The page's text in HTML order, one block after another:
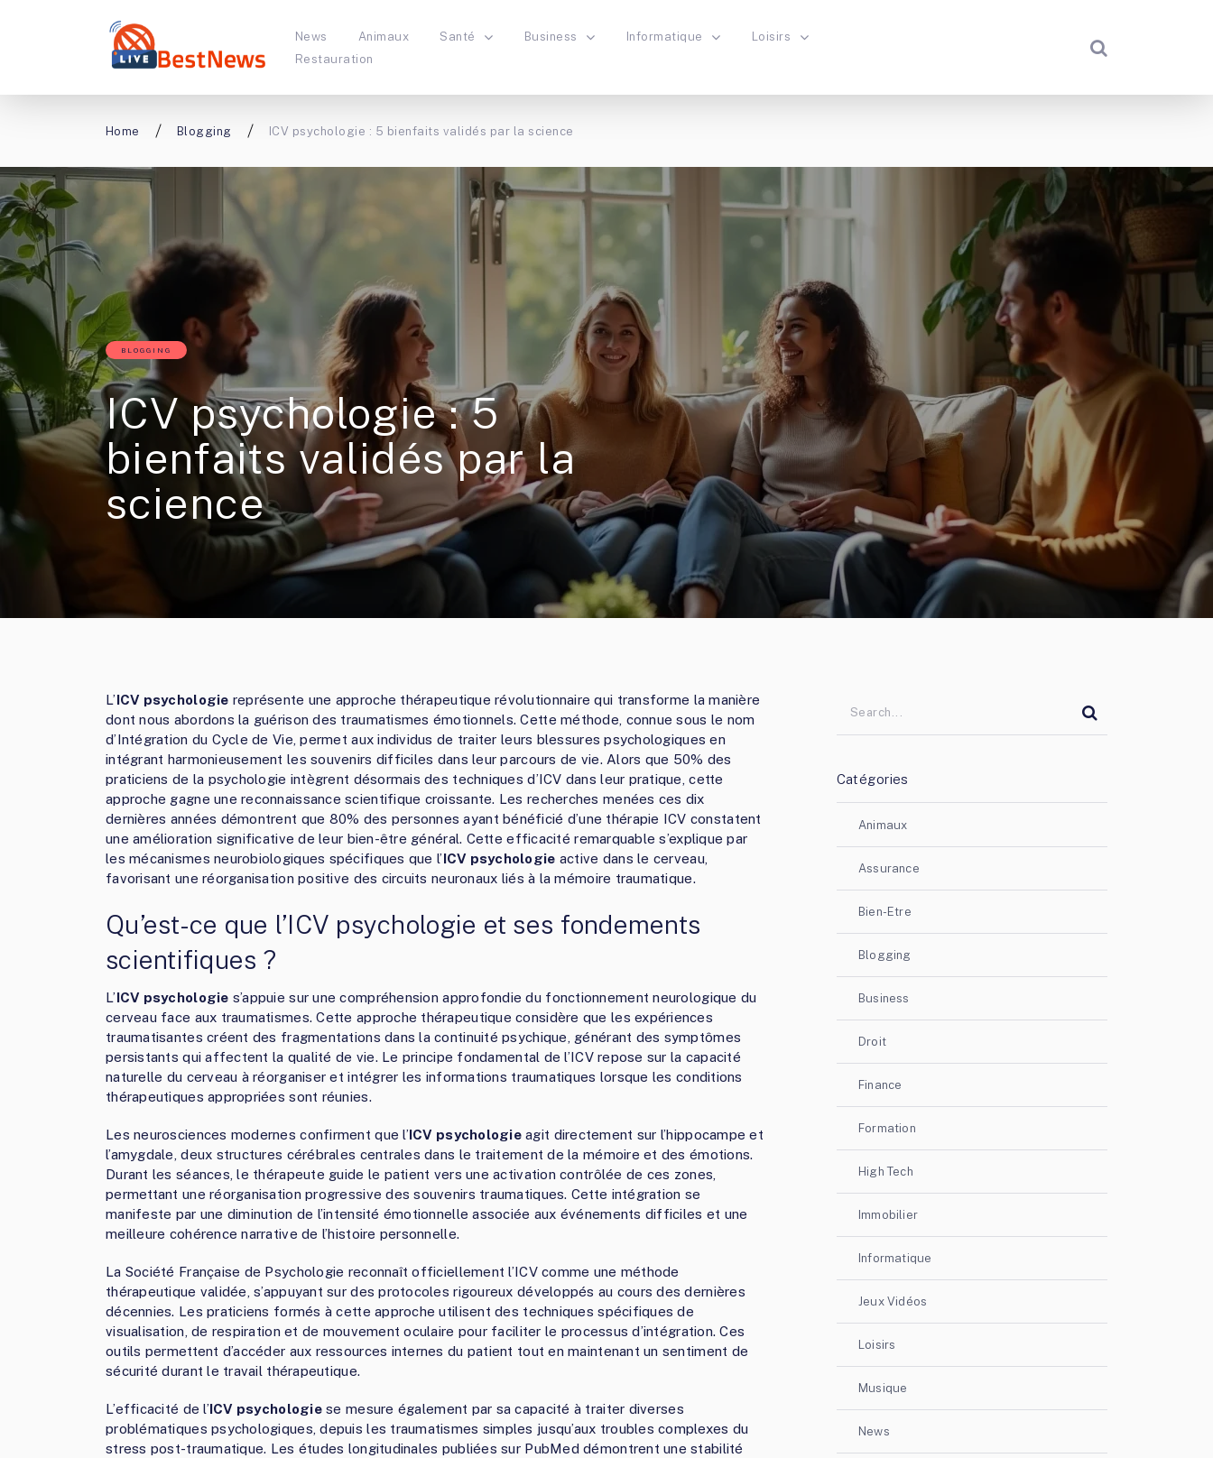
News Animaux Santé Business Informatique
Loisirs
Restauration
Home Blogging ICV psychologie : 5 bienfaits validés par la science
BLOGGING
ICV psychologie : 5
bienfaits validés par la
science
L’ICV psychologie représente une approche thérapeutique révolutionnaire qui transforme la manière
dont nous abordons la guérison des traumatismes émotionnels. Cette méthode, connue sous le nom
d’Intégration du Cycle de Vie, permet aux individus de traiter leurs blessures psychologiques en
intégrant harmonieusement les souvenirs difficiles dans leur parcours de vie. Alors que 50% des
praticiens de la psychologie intègrent désormais des techniques d’ICV dans leur pratique, cette
approche gagne une reconnaissance scientifique croissante. Les recherches menées ces dix
dernières années démontrent que 80% des personnes ayant bénéficié d’une thérapie ICV constatent
une amélioration significative de leur bien-être général. Cette efficacité remarquable s’explique par
les mécanismes neurobiologiques spécifiques que l’ICV psychologie active dans le cerveau,
favorisant une réorganisation positive des circuits neuronaux liés à la mémoire traumatique.
Qu’est-ce que l’ICV psychologie et ses fondements
scientifiques ?
L’ICV psychologie s’appuie sur une compréhension approfondie du fonctionnement neurologique du
cerveau face aux traumatismes. Cette approche thérapeutique considère que les expériences
traumatisantes créent des fragmentations dans la continuité psychique, générant des symptômes
persistants qui affectent la qualité de vie. Le principe fondamental de l’ICV repose sur la capacité
naturelle du cerveau à réorganiser et intégrer les informations traumatiques lorsque les conditions
thérapeutiques appropriées sont réunies.
Les neurosciences modernes confirment que l’ICV psychologieagit directement sur l’hippocampe et
l’amygdale, deux structures cérébrales centrales dans le traitement de la mémoire et des émotions.
Durant les séances, le thérapeute guide le patient vers une activation contrôlée de ces zones,
permettant une réorganisation progressive des souvenirs traumatiques. Cette intégration se
manifeste par une diminution de l’intensité émotionnelle associée aux événements difficiles et une
meilleure cohérence narrative de l’histoire personnelle.
La Société Française de Psychologie reconnaît officiellement l’ICV comme une méthode
thérapeutique validée, s’appuyant sur des protocoles rigoureux développés au cours des dernières
décennies. Les praticiens formés à cette approche utilisent des techniques spécifiques de
visualisation, de respiration et de mouvement oculaire pour faciliter le processus d’intégration. Ces
outils permettent d’accéder aux ressources internes du patient tout en maintenant un sentiment de
sécurité durant le travail thérapeutique.
L’efficacité de l’ICV psychologiese mesure également par sa capacité à traiter diverses
problématiques psychologiques, depuis les traumatismes simples jusqu’aux troubles complexes du
stress post-traumatique. Les études longitudinales publiées sur PubMed démontrent une stabilité
Catégories
Animaux
Assurance
Bien-Etre
Blogging
Business
Droit
Finance
Formation
High Tech
Immobilier
Informatique
Jeux Vidéos
Loisirs
Musique
News